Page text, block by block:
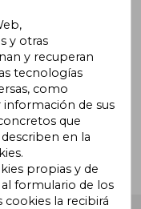
y
y otras
y recuperan
tecnologías
como
de sus
que
en la
propias y de
formulario de los
cookies la recibirá